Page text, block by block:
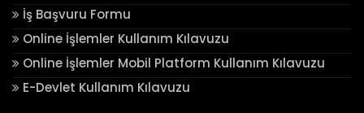
İş Başvuru Formu
Online İşlemler Kullanım Kılavuzu
Online İşlemler Mobil Platform Kullanım Kılavuzu
E-Devlet Kullanım Kılavuzu